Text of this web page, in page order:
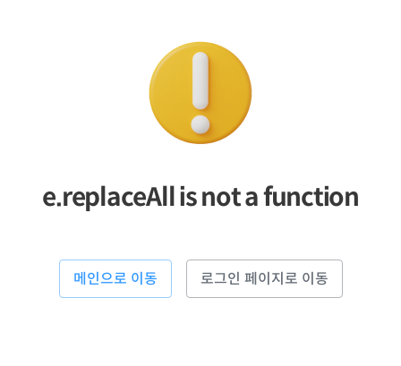
e.replaceAll is not a function
메인으로 이동 로그인 페이지로 이동